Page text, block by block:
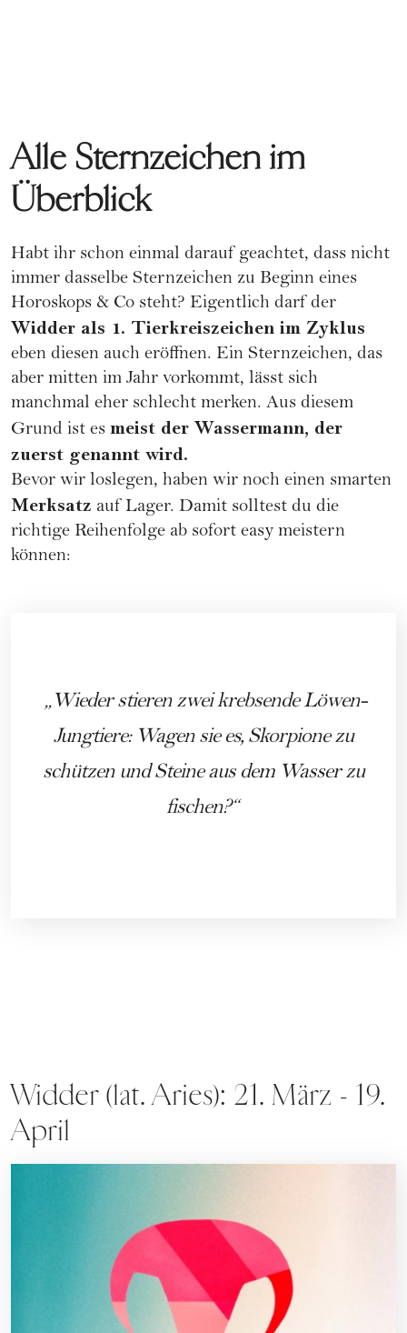
Alle Sternzeichen im
Überblick
Habt ihr schon einmal darauf geachtet, dass nicht
immer dasselbe Sternzeichen zu Beginn eines
Horoskops & Co steht? Eigentlich darf der
Widder als 1. Tierkreiszeichen im Zyklus
eben diesen auch eröffnen. Ein Sternzeichen, das
aber mitten im Jahr vorkommt, lässt sich
manchmal eher schlecht merken. Aus diesem
Grund ist es meist der Wassermann, der
zuerst genannt wird.
Bevor wir loslegen, haben wir noch einen smarten
Merksatz auf Lager. Damit solltest du die
richtige Reihenfolge ab sofort easy meistern
können:
Wieder stieren zwei krebsende Löwen-
Jungtiere: Wagen sie es, Skorpione zu
schützen und Steine aus dem Wasser zu
fischen?
Widder (lat. Aries): 21. März - 19.
April